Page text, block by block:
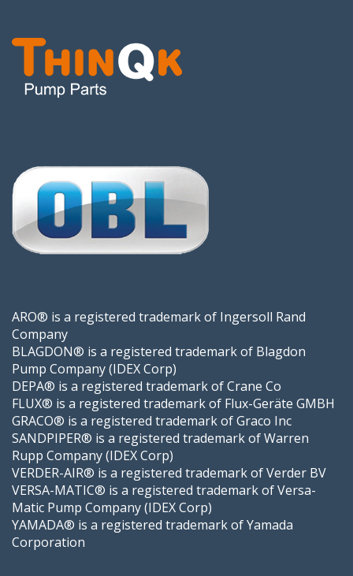
ARO® is a registered trademark of Ingersoll Rand
Company
BLAGDON® is a registered trademark of Blagdon
Pump Company (IDEX Corp)
DEPA® is a registered trademark of Crane Co
FLUX® is a registered trademark of Flux-Geräte GMBH
GRACO® is a registered trademark of Graco Inc
SANDPIPER® is a registered trademark of Warren
Rupp Company (IDEX Corp)
VERDER-AIR® is a registered trademark of Verder BV
VERSA-MATIC® is a registered trademark of Versa-
Matic Pump Company (IDEX Corp)
YAMADA® is a registered trademark of Yamada
Corporation